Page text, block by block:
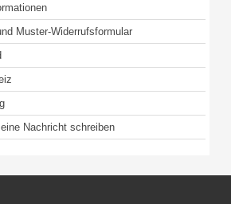
Muster-Widerrufsformular
Nachricht schreiben